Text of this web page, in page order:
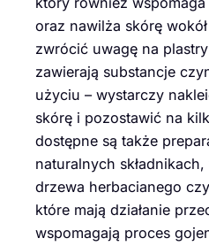
oraz nawilża skórę
zwrócić uwagę na
zawierają substancje
użyciu – wystarczy
skórę i pozostawić na
dostępne są także
naturalnych
drzewa herbacianego
które mają działanie
wspomagają proces